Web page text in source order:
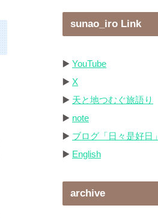
sunao_iro Link
▶️ YouTube
▶️ X
▶️ 天と地つむぐ旅語り
▶️ note
▶️ ブログ「日々是好日」
▶️ English
archive